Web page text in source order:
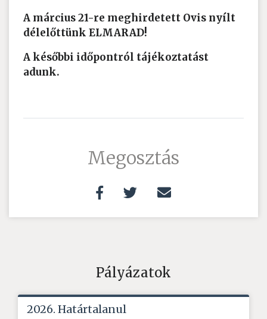
A március 21-re meghirdetett Ovis nyílt
délelőttünk ELMARAD!
A későbbi időpontról tájékoztatást
adunk.
Megosztás
Pályázatok
2026. Határtalanul